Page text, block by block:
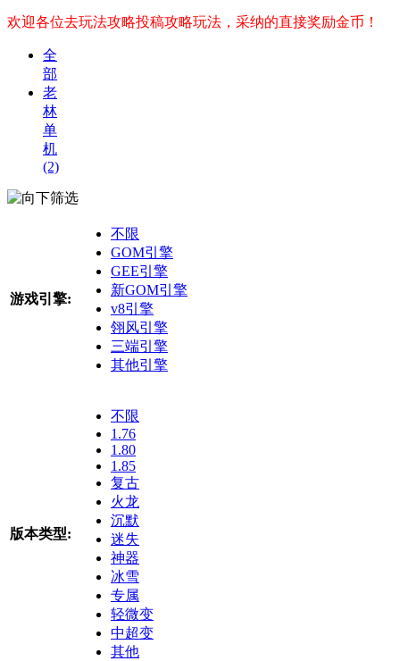
欢迎各位去玩法攻略投稿攻略玩法，采纳的直接奖励金币！
全
部
老
林
单
机
(2)
筛选
游戏引擎:
不限
GOM引擎
GEE引擎
新GOM引擎
v8引擎
翎风引擎
三端引擎
其他引擎
版本类型:
不限
1.76
1.80
1.85
复古
火龙
沉默
迷失
神器
冰雪
专属
轻微变
中超变
其他